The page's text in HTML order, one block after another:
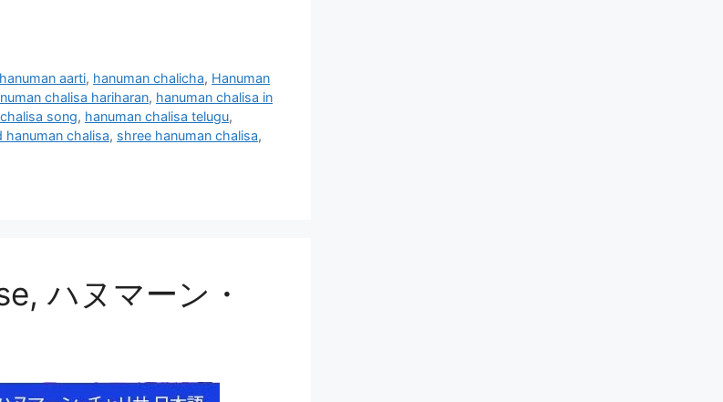
hanuman aarti, hanuman chalicha, Hanuman
chalisa hariharan, hanuman chalisa in
song, hanuman chalisa telugu,
hanuman chalisa, shree hanuman chalisa,
ハヌマーン・